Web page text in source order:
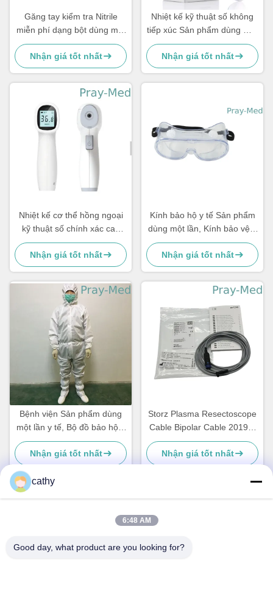
Găng tay kiểm tra Nitrile
miễn phí dạng bột dùng một
lần S-Xl Kích thước dùng
trong y tế
Nhận giá tốt nhất
Nhiệt kế kỹ thuật số không
tiếp xúc Sản phẩm dùng một
lần
Nhận giá tốt nhất
Nhiệt kế cơ thể hồng ngoại
kỹ thuật số chính xác cao
không tiếp xúc
Nhận giá tốt nhất
Kính bảo hộ y tế Sản phẩm
dùng một lần, Kính bảo vệ y
tế chống sương mù
Nhận giá tốt nhất
Bệnh viện Sản phẩm dùng
một lần y tế, Bộ đồ bảo hộ y
tế dùng một lần SMS
Nhận giá tốt nhất
Storz Plasma Resectoscope
Cable Bipolar Cable 20196-
118
Nhận giá tốt nhất
Địa chỉ
cathy
6:48 AM
Good day, what product are you looking for?